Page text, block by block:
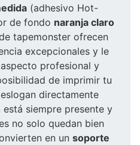
(adhesivo Hot-
de fondo naranja claro
tapemonster ofrecen
excepcionales y le
profesional y
de imprimir tu
directamente
siempre presente y
no solo quedan bien
en un soporte